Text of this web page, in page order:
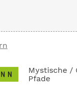
Mystische /
Pfade